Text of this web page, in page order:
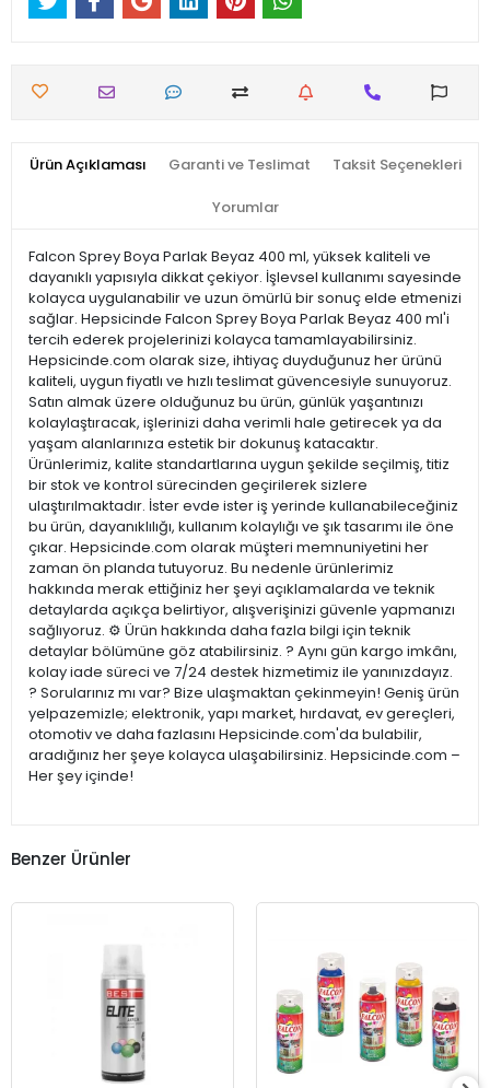
Ürün Açıklaması Garanti ve Teslimat Taksit Seçenekleri
Yorumlar
Falcon Sprey Boya Parlak Beyaz 400 ml, yüksek kaliteli ve
dayanıklı yapısıyla dikkat çekiyor. İşlevsel kullanımı sayesinde
kolayca uygulanabilir ve uzun ömürlü bir sonuç elde etmenizi
sağlar. Hepsicinde Falcon Sprey Boya Parlak Beyaz 400 ml'i
tercih ederek projelerinizi kolayca tamamlayabilirsiniz.
Hepsicinde.com olarak size, ihtiyaç duyduğunuz her ürünü
kaliteli, uygun fiyatlı ve hızlı teslimat güvencesiyle sunuyoruz.
Satın almak üzere olduğunuz bu ürün, günlük yaşantınızı
kolaylaştıracak, işlerinizi daha verimli hale getirecek ya da
yaşam alanlarınıza estetik bir dokunuş katacaktır.
Ürünlerimiz, kalite standartlarına uygun şekilde seçilmiş, titiz
bir stok ve kontrol sürecinden geçirilerek sizlere
ulaştırılmaktadır. İster evde ister iş yerinde kullanabileceğiniz
bu ürün, dayanıklılığı, kullanım kolaylığı ve şık tasarımı ile öne
çıkar. Hepsicinde.com olarak müşteri memnuniyetini her
zaman ön planda tutuyoruz. Bu nedenle ürünlerimiz
hakkında merak ettiğiniz her şeyi açıklamalarda ve teknik
detaylarda açıkça belirtiyor, alışverişinizi güvenle yapmanızı
sağlıyoruz. ⚙️ Ürün hakkında daha fazla bilgi için teknik
detaylar bölümüne göz atabilirsiniz. ? Aynı gün kargo imkânı,
kolay iade süreci ve 7/24 destek hizmetimiz ile yanınızdayız.
? Sorularınız mı var? Bize ulaşmaktan çekinmeyin! Geniş ürün
yelpazemizle; elektronik, yapı market, hırdavat, ev gereçleri,
otomotiv ve daha fazlasını Hepsicinde.com'da bulabilir,
aradığınız her şeye kolayca ulaşabilirsiniz. Hepsicinde.com –
Her şey içinde!
Benzer Ürünler